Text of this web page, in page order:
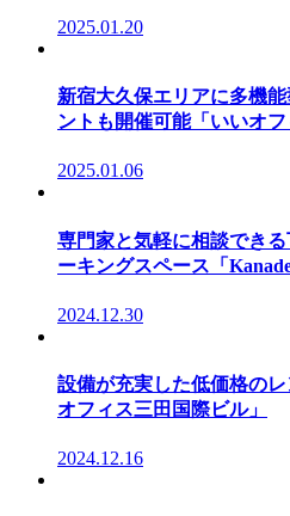
2025.01.20
新宿大久保エリアに多機
ントも開催可能「いいオフ
2025.01.06
専門家と気軽に相談でき
ーキングスペース「
2024.12.30
設備が充実した低価格の
オフィス三田国際ビル」
2024.12.16